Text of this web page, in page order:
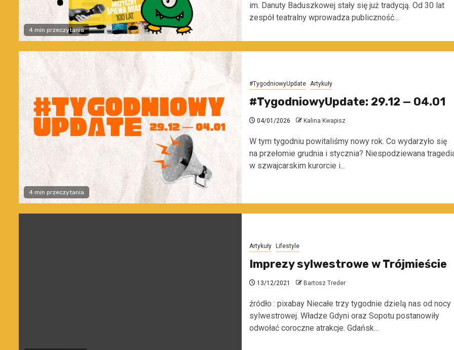
4 min przeczytania
im. Danuty Baduszkowej stały się już tradycją. Od 30 lat
zespół teatralny wprowadza publiczność...
4 min przeczytania
#TygodniowyUpdate Artykuły
#TygodniowyUpdate: 29.12 — 04.01
04/01/2026 Kalina Kwapisz
W tym tygodniu powitaliśmy nowy rok. Co wydarzyło się
na przełomie grudnia i stycznia? Niespodziewana
w szwajcarskim kurorcie i...
Artykuły Lifestyle
Imprezy sylwestrowe w Trójmieście
13/12/2021 Bartosz Treder
źródło : pixabay Niecałe trzy tygodnie dzielą nas od nocy
sylwestrowej. Władze Gdyni oraz Sopotu postanowiły
odwołać coroczne atrakcje. Gdańsk...